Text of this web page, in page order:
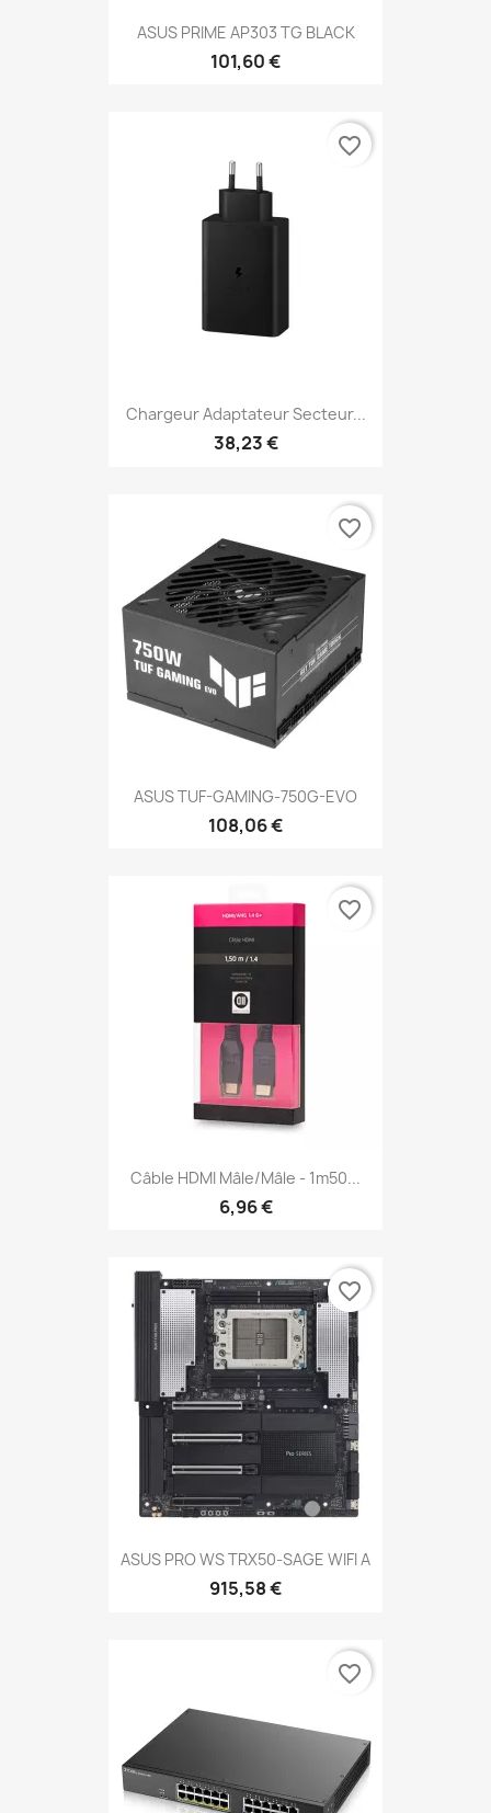
ASUS PRIME AP303 TG BLACK
101,60 €
Chargeur Adaptateur Secteur...
38,23 €
favorite_border
ASUS TUF-GAMING-750G-EVO
108,06 €
favorite_border
Câble HDMI Mâle/mâle - 1m50...
6,96 €
favorite_border
ASUS PRO WS TRX50-SAGE WIFI A
915,58 €
favorite_border
favorite_border